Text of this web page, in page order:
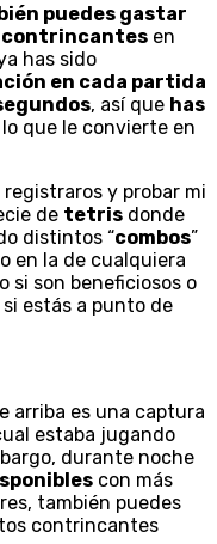
puedes gastar
contrincantes en
has sido
en cada partida
, así que has
lo que le convierte en
y probar mi
de tetris donde
distintos “combos”
en la de cualquiera
si son beneficiosos o
estás a punto de
arriba es una captura
estaba jugando
durante noche
con más
también puedes
contrincantes